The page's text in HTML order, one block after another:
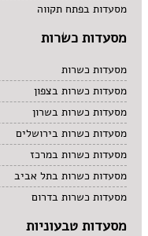
מסעדות בפתח תקווה
מסעדות כשרות
מסעדות כשרות
מסעדות כשרות בצפון
מסעדות כשרות בשרון
מסעדות כשרות בירושלים
מסעדות כשרות במרכז
מסעדות כשרות בתל אביב
מסעדות כשרות בדרום
מסעדות טבעוניות